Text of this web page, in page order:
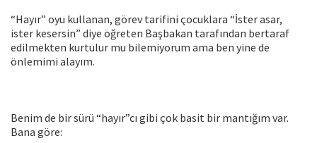
“Hayır” oyu kullanan, görev tarifini çocuklara “İster asar,
ister kesersin” diye öğreten Başbakan tarafından bertaraf
edilmekten kurtulur mu bilemiyorum ama ben yine de
önlemimi alayım.
Benim de bir sürü “hayır”cı gibi çok basit bir mantığım var.
Bana göre: